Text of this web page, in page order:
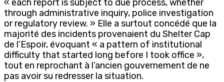
« each report is subject to due process, whether
through administrative inquiry, police investigation
or regulatory review. » Elle a surtout concédé que la
majorité des incidents provenaient du Shelter Cap
de l’Espoir, évoquant « a pattern of institutional
difficulty that started long before I took office »,
tout en reprochant à l’ancien gouvernement de ne
pas avoir su redresser la situation.